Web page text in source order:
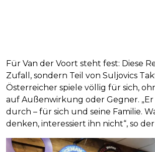
Für Van der Voort steht fest: Diese
Zufall, sondern Teil von Suljovics
Österreicher spiele völlig für sich,
auf Außenwirkung oder Gegner. „Er
durch – für sich und seine Familie.
denken, interessiert ihn nicht“, so